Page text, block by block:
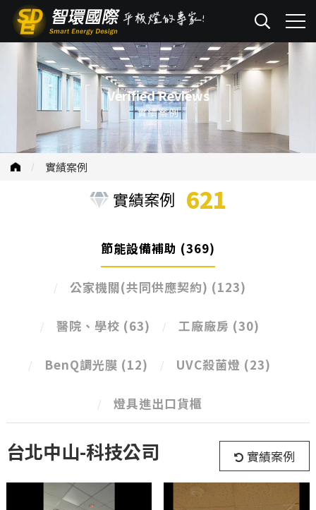
Verified Reviews
實績案例
實績案例
實績案例 621
節能設備補助 (369)
公家機關(共同供應契約) (123)
醫院、學校 (63) 工廠廠房 (30)
BenQ調光膜 (12) UVC殺菌燈 (23)
燈具進出口貨櫃
台北中山-科技公司 實績案例